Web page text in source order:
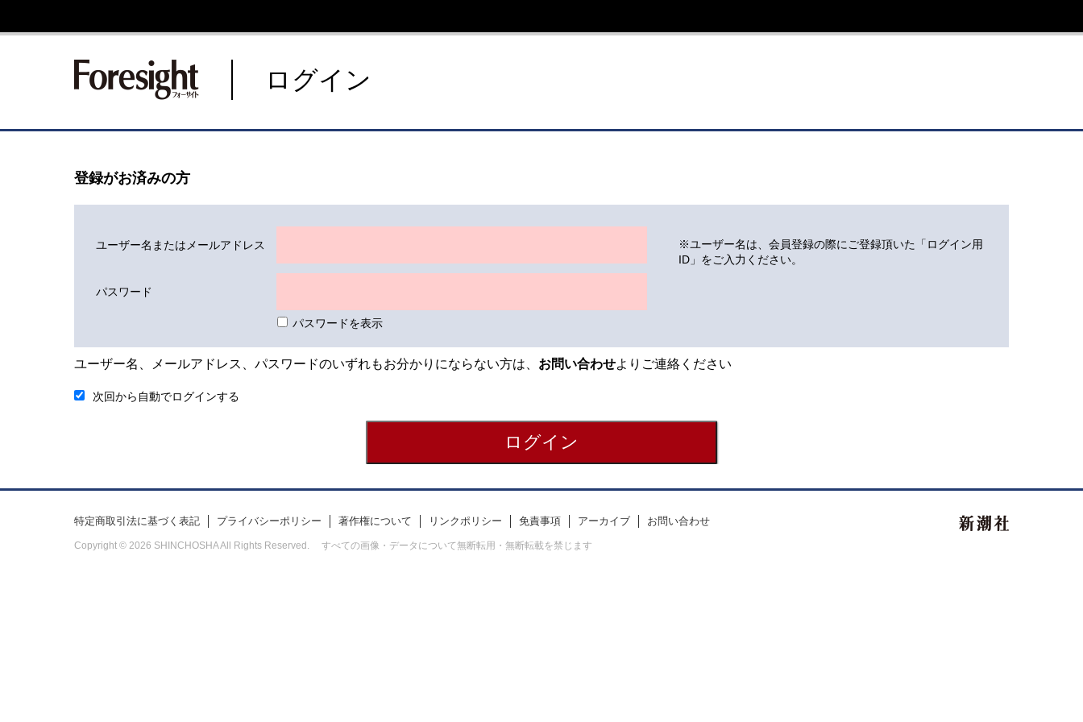
新潮社 Foresight フォーサイト
ログイン
登録がお済みの方
ユーザー名またはメールアドレス
パスワード
パスワードを表示
※ユーザー名は、会員登録の際にご登録頂いた「ログイン用
ID」をご入力ください。
ユーザー名、メールアドレス、パスワードのいずれもお分かりにならない方は、 お問い合わせよりご連絡ください
次回から自動でログインする
特定商取引法に基づく表記 プライバシーポリシー 著作権について リンクポリシー 免責事項 アーカイブ お問い合わせ
Copyright © 2026 SHINCHOSHA All Rights Reserved. すべての画像・データについて無断転用・無断転載を禁じます